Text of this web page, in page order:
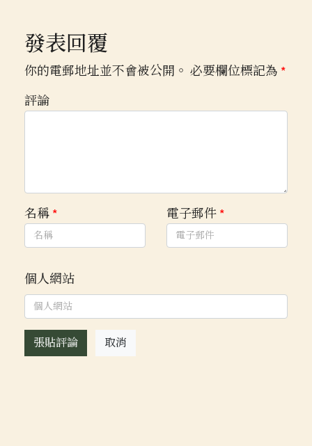
發表回覆
你的電郵地址並不會被公開。 必要欄位標記為 *
評論
名稱 * 電子郵件 *
個人網站
張貼評論 取消